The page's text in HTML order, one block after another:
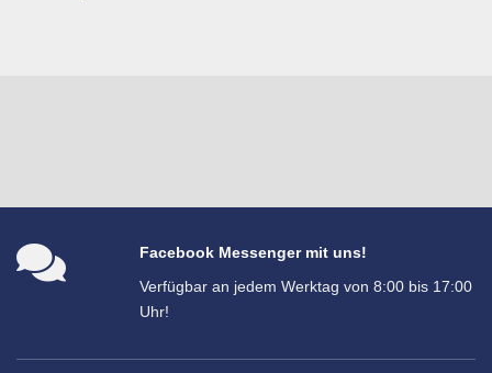
Facebook Messenger mit uns!
Verfügbar an jedem Werktag von 8:00 bis 17:00
Uhr!